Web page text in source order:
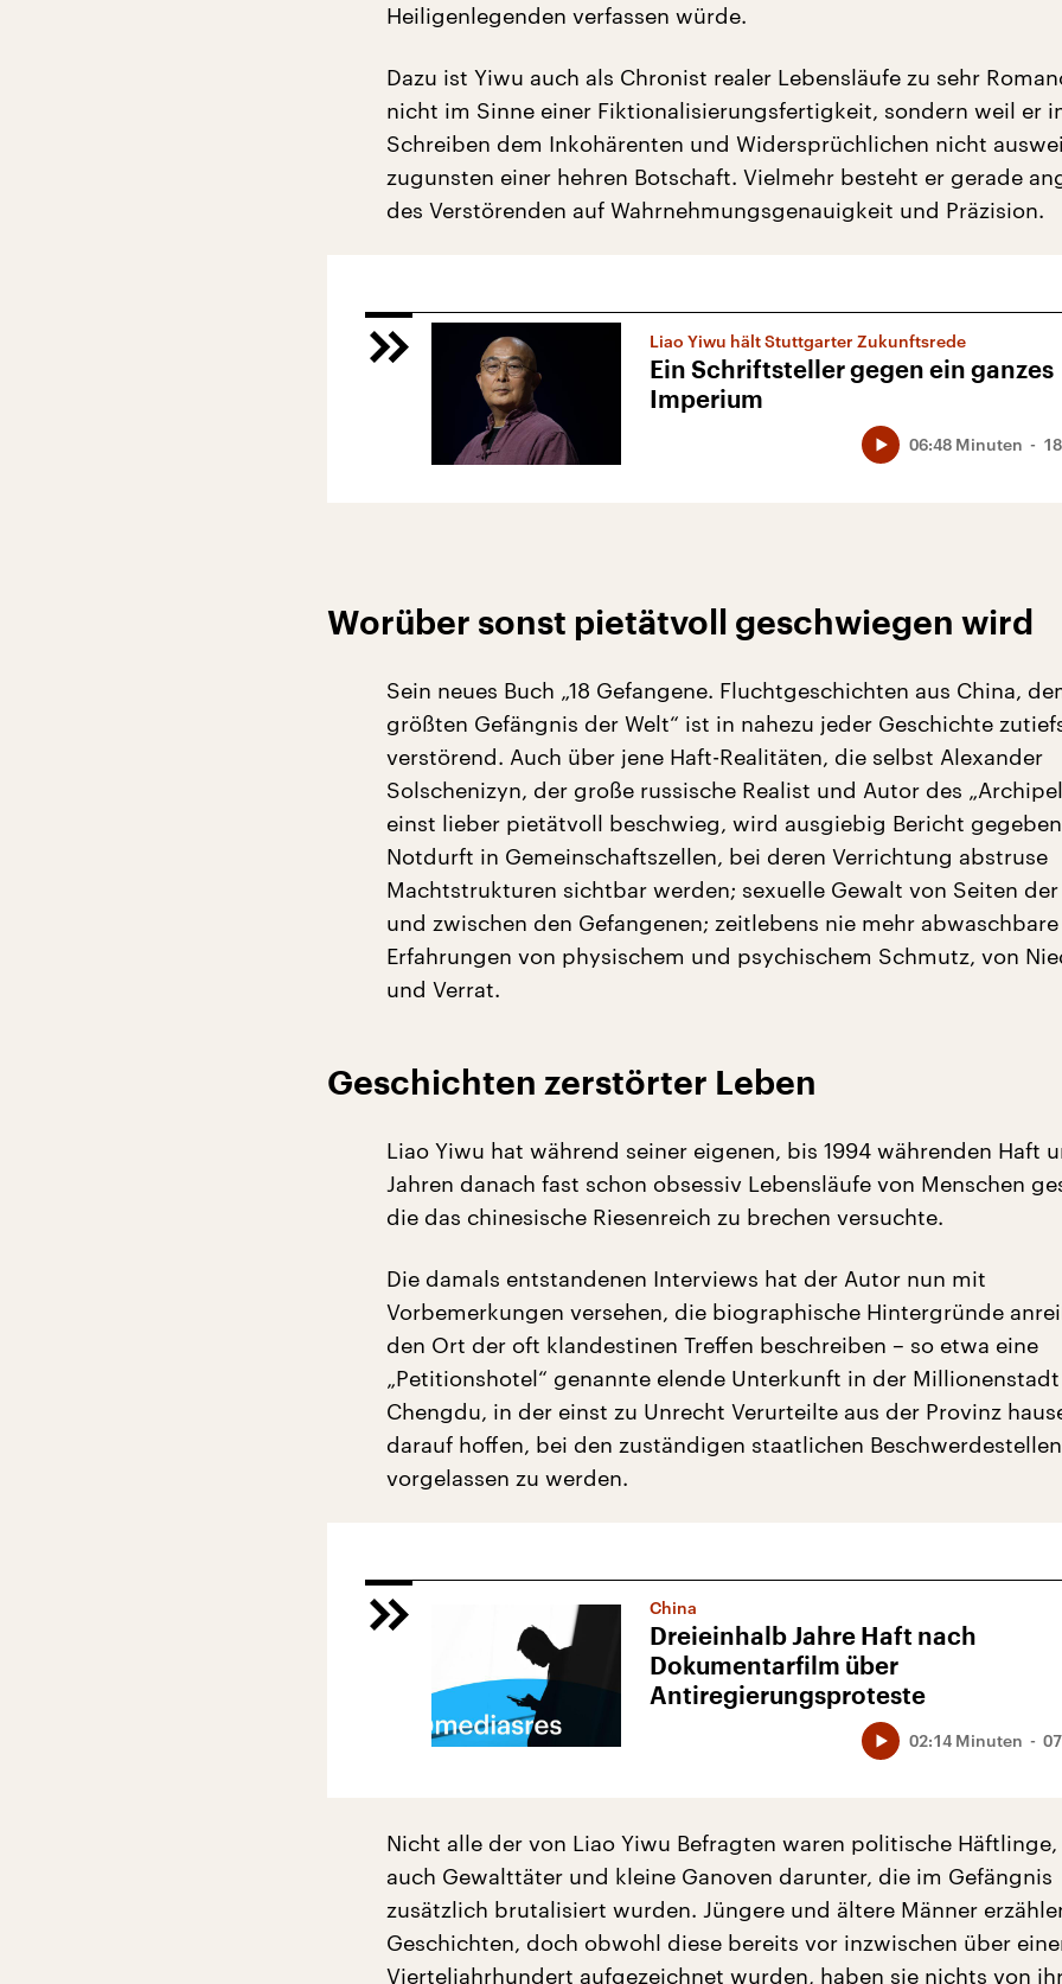
Heiligenlegenden verfassen würde.
Dazu ist Yiwu auch als Chronist realer Lebensläufe zu sehr
nicht im Sinne einer Fiktionalisierungsfertigkeit, sondern weil er
Schreiben dem Inkohärenten und Widersprüchlichen nicht
zugunsten einer hehren Botschaft. Vielmehr besteht er gerade
des Verstörenden auf Wahrnehmungsgenauigkeit und Präzision.
Liao Yiwu hält Stuttgarter Zukunftsrede
Ein Schriftsteller gegen ein ganzes
Imperium
06:48 Minuten
Worüber sonst pietätvoll geschwiegen wird
Sein neues Buch „18 Gefangene. Fluchtgeschichten aus China,
größten Gefängnis der Welt“ ist in nahezu jeder Geschichte
verstörend. Auch über jene Haft-Realitäten, die selbst Alexander
Solschenizyn, der große russische Realist und Autor des
einst lieber pietätvoll beschwieg, wird ausgiebig Bericht
Notdurft in Gemeinschaftszellen, bei deren Verrichtung abstruse
Machtstrukturen sichtbar werden; sexuelle Gewalt von Seiten
und zwischen den Gefangenen; zeitlebens nie mehr abwaschbare
Erfahrungen von physischem und psychischem Schmutz, von
und Verrat.
Geschichten zerstörter Leben
Liao Yiwu hat während seiner eigenen, bis 1994 währenden Haft
Jahren danach fast schon obsessiv Lebensläufe von Menschen
die das chinesische Riesenreich zu brechen versuchte.
Die damals entstandenen Interviews hat der Autor nun mit
Vorbemerkungen versehen, die biographische Hintergründe
den Ort der oft klandestinen Treffen beschreiben – so etwa eine
„Petitionshotel“ genannte elende Unterkunft in der Millionenstadt
Chengdu, in der einst zu Unrecht Verurteilte aus der Provinz
darauf hoffen, bei den zuständigen staatlichen Beschwerdestellen
vorgelassen zu werden.
China
Dreieinhalb Jahre Haft nach
Dokumentarfilm über
Antiregierungsproteste
02:14 Minuten
Nicht alle der von Liao Yiwu Befragten waren politische Häftlinge,
auch Gewalttäter und kleine Ganoven darunter, die im Gefängnis
zusätzlich brutalisiert wurden. Jüngere und ältere Männer
Geschichten, doch obwohl diese bereits vor inzwischen über
Vierteljahrhundert aufgezeichnet wurden, haben sie nichts von